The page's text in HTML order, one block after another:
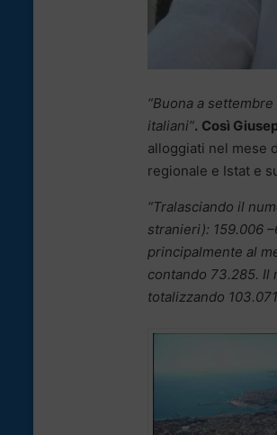
“Buona a
italiani”. Così
alloggiati nel mese
regionale e Istat e
“Tralasciando il
stranieri): 159.006
principalmente al
contando 73.285. Il
totalizzando